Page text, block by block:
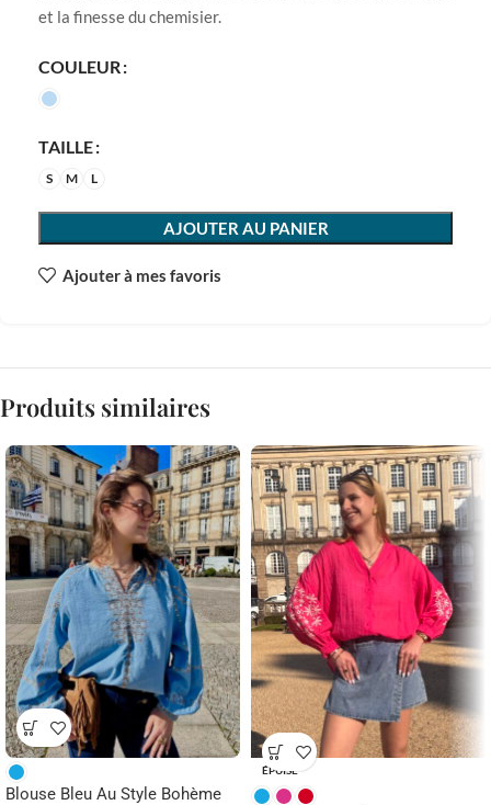
et la finesse du chemisier.
COULEUR
TAILLE
S M L
AJOUTER AU PANIER
Ajouter à mes favoris
Produits similaires
Blouse Bleu Au Style Bohème
ÉPUISÉ